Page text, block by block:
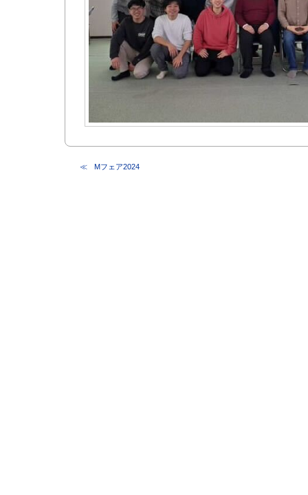
Mフェア2024